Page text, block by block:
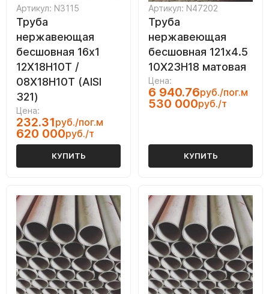
Артикул: N3115
Труба
нержавеющая
бесшовная 16х1
12Х18Н10Т /
08Х18Н10Т (AISI
321)
Цена:
232.31руб./пог.м
620 000руб./т
КУПИТЬ
Артикул: N47202
Труба
нержавеющая
бесшовная 121х4.5
10Х23Н18 матовая
Цена:
6 940.76руб./пог.м
530 000руб./т
КУПИТЬ